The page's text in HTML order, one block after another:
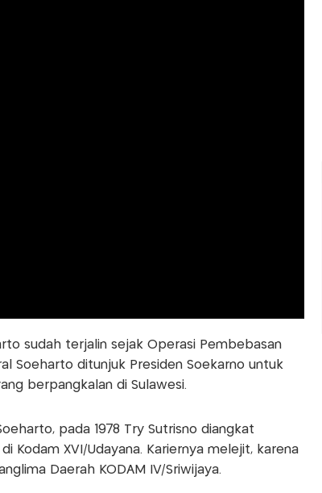
sudah terjalin sejak Operasi Pembebasan
Soeharto ditunjuk Presiden Soekarno untuk
berpangkalan di Sulawesi.
pada 1978 Try Sutrisno diangkat
Kodam XVI/Udayana. Kariernya melejit, karena
Daerah KODAM IV/Sriwijaya.